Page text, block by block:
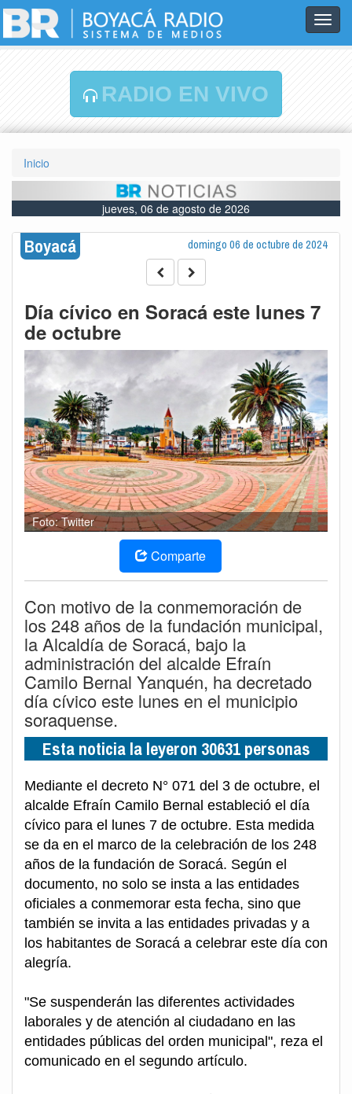
RADIO EN VIVO
Inicio
jueves, 06 de agosto de 2026
Boyacá domingo 06 de octubre de 2024
Día cívico en Soracá este lunes 7
de octubre
Foto: Twitter
Comparte
Con motivo de la conmemoración de
los 248 años de la fundación municipal,
la Alcaldía de Soracá, bajo la
administración del alcalde Efraín
Camilo Bernal Yanquén, ha decretado
día cívico este lunes en el municipio
soraquense.
Esta noticia la leyeron 30631 personas
Mediante el decreto N° 071 del 3 de octubre, el
alcalde Efraín Camilo Bernal estableció el día
cívico para el lunes 7 de octubre. Esta medida
se da en el marco de la celebración de los 248
años de la fundación de Soracá. Según el
documento, no solo se insta a las entidades
oficiales a conmemorar esta fecha, sino que
también se invita a las entidades privadas y a
los habitantes de Soracá a celebrar este día con
alegría.
"Se suspenderán las diferentes actividades
laborales y de atención al ciudadano en las
entidades públicas del orden municipal", reza el
comunicado en el segundo artículo.